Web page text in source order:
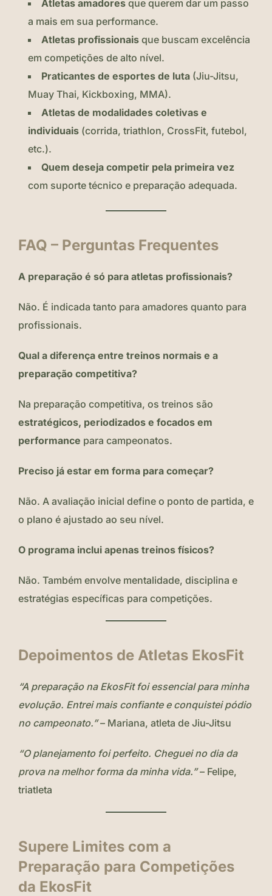
Atletas amadores que querem dar um passo
a mais em sua performance.
Atletas profissionais que buscam excelência
em competições de alto nível.
Praticantes de esportes de luta (Jiu-Jitsu,
Muay Thai, Kickboxing, MMA).
Atletas de modalidades coletivas e
individuais (corrida, triathlon, CrossFit, futebol,
etc.).
Quem deseja competir pela primeira vez
com suporte técnico e preparação adequada.
FAQ – Perguntas Frequentes
A preparação é só para atletas profissionais?
Não. É indicada tanto para amadores quanto para
profissionais.
Qual a diferença entre treinos normais e a
preparação competitiva?
Na preparação competitiva, os treinos são
estratégicos, periodizados e focados em
performance para campeonatos.
Preciso já estar em forma para começar?
Não. A avaliação inicial define o ponto de partida, e
o plano é ajustado ao seu nível.
O programa inclui apenas treinos físicos?
Não. Também envolve mentalidade, disciplina e
estratégias específicas para competições.
Depoimentos de Atletas EkosFit
“A preparação na EkosFit foi essencial para minha
evolução. Entrei mais confiante e conquistei pódio
no campeonato.”– Mariana, atleta de Jiu-Jitsu
“O planejamento foi perfeito. Cheguei no dia da
prova na melhor forma da minha vida.”– Felipe,
triatleta
Supere Limites com a
Preparação para Competições
da EkosFit